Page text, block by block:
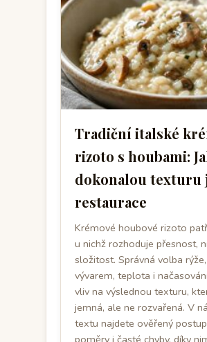
Tradiční italské
rizoto s houbami:
dokonalou texturu
restaurace
Krémové houbové rizoto
u nichž rozhoduje přesnost,
složitost. Správná volba
vývarem, teplota i
vliv na výslednou texturu,
jemná, ale ne rozvařená. V
textu najdete ověřený
poměry i časté chyby, díky